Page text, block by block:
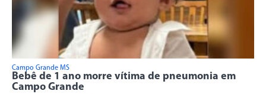
Campo Grande MS
Bebê de 1 ano morre vítima de pneumonia em
Campo Grande